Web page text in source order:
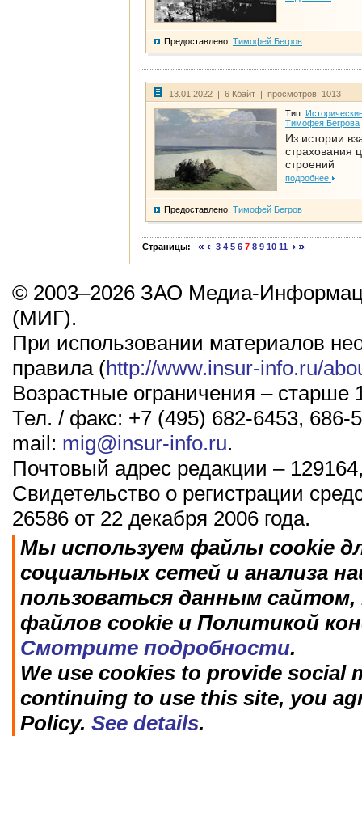
Предоставлено: Тимофей Бегров
13.01.2022 | 6 Кбайт | просмотров: 1013
Тип:
Тимофея Бегрова
Из истории
страхования
строений
подробнее
Предоставлено: Тимофей Бегров
Страницы: 3 4 5 6 7 8 9 10 11
© 2003–2026 ЗАО Медиа-
(МИГ).
При использовании материалов
правила (http://www.insur-info.ru/
Возрастные ограничения – старше
Тел. / факс: +7 (495) 682-6453, 686-
mail: mig@insur-info.ru.
Почтовый адрес редакции –
Свидетельство о регистрации
26586 от 22 декабря 2006 года.
Мы используем файлы cookie
социальных сетей и анализа
пользоваться данным
файлов cookie и Политикой
Смотрите подробности.
We use cookies to provide social
continuing to use this site, you
Policy. See details.